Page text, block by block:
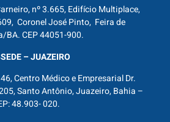
nº 3.665, Edifício Multiplace,
Coronel José Pinto, Feira de
BA. CEP 44051-900.
– JUAZEIRO
Centro Médico e Empresarial Dr.
Santo Antônio, Juazeiro, Bahia –
48.903- 020.